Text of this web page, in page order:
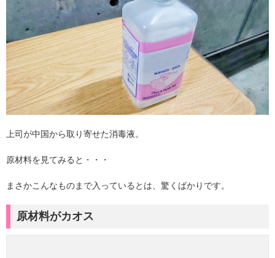
上司が中国から取り寄せた消毒液。
原材料を見てみると・・・
まさかこんなものまで入っているとは、驚くばかりです。
原材料がカオス